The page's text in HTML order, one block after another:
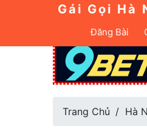
Gái Gọi Hà
Đăng Bài
Trang Chủ Hà